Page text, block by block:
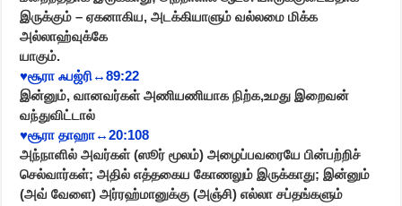
இருக்கும் – ஏகனாகிய,அடக்கியாளும் வல்லமை மிக்க
அல்லாஹ்வுக்கே
யாகும்.
♥️சூரா ஃபஜ்ரி↔️89:22
இன்னும்,வானவர்கள் அணியணியாக நிற்க,உமது இறைவன்
வந்துவிட்டால்
♥️சூரா தாஹா↔️20:108
அந்நாளில் அவர்கள் (ஸூர் மூலம்) அழைப்பவரையே பின்பற்றிச்
செல்வார்கள்;அதில் எத்தகைய கோணலும் இருக்காது;இன்னும்
(அவ் வேளை) அர்ரஹ்மானுக்கு (அஞ்சி) எல்லா சப்தங்களும்